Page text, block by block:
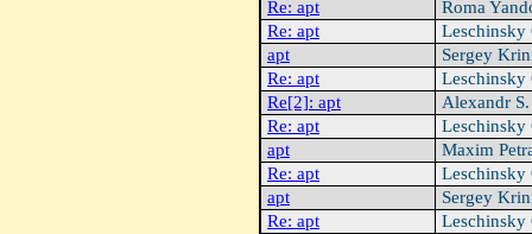
Re: apt
Roma
Re: apt
apt
Sergey
Re: apt
Re[2]: apt
Alexandr
Re: apt
apt
Maxim
Re: apt
apt
Sergey
Re: apt